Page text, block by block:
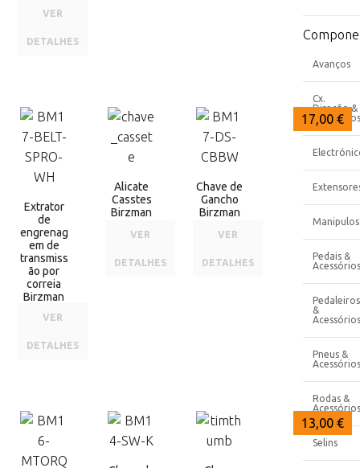
VER
DETALHES
16,00 €
Extrator
de
engrenag
em de
transmiss
ão por
correia
Birzman
VER
DETALHES
16,00 €
Alicate
Casstes
Birzman
VER
DETALHES
17,00 €
Chave de
Gancho
Birzman
VER
DETALHES
13,50 €
13,00 €
13,00 €
Avanços
Cx.
Direção &
Acessórios
Manipulos
Pedais &
Acessórios
Pedaleiros
&
Acessórios
Pneus &
Acessórios
Rodas &
Acessórios
Selins